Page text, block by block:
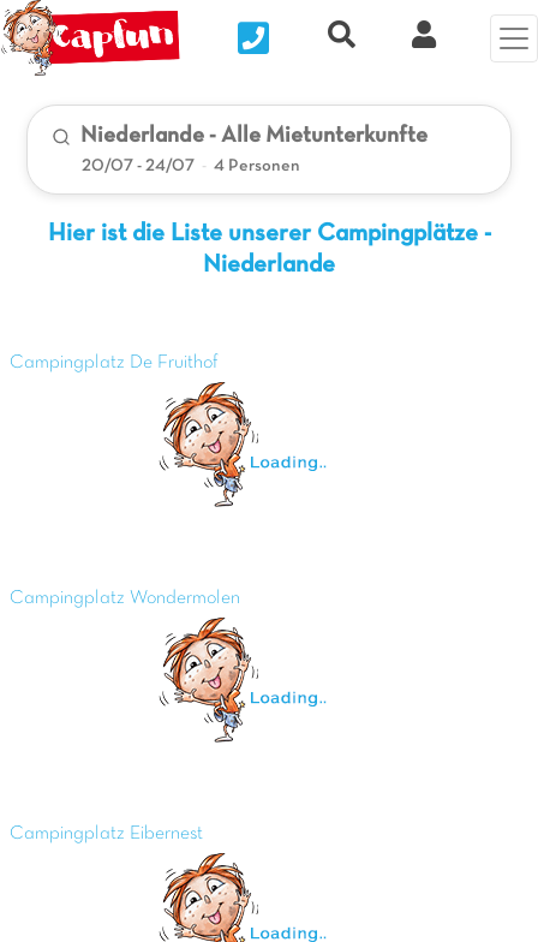
Nous contacterRecherche rapide
Clix
Niederlande - Alle Mietunterkunfte
20/07 - 24/07 - 4 Personen
Hier ist die Liste unserer Campingplätze -
Niederlande
Campingplatz De Fruithof
Campingplatz Wondermolen
Campingplatz Eibernest